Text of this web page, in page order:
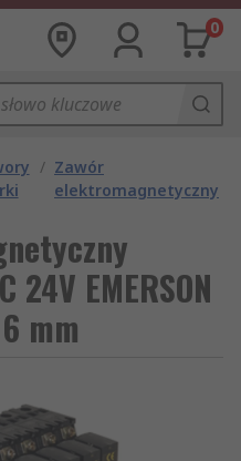
0
/ Zawór
elektromagnetyczny
24V EMERSON
mm